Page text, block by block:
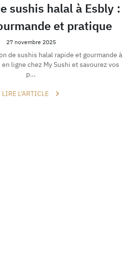
sushis halal à Esbly :
et pratique
27 novembre 2025
de sushis halal rapide et gourmande à
ligne chez My Sushi et savourez vos
p...
LIRE L'ARTICLE